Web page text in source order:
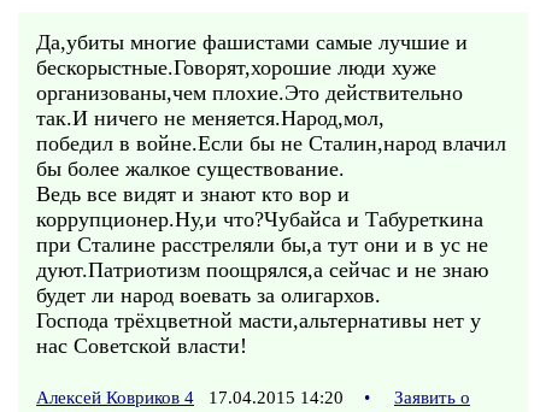
Да,убиты многие фашистами самые лучшие и
бескорыстные.Говорят,хорошие люди хуже
организованы,чем плохие.Это действительно
так.И ничего не меняется.Народ,мол,
победил в войне.Если бы не Сталин,народ влачил
бы более жалкое существование.
Ведь все видят и знают кто вор и
коррупционер.Ну,и что?Чубайса и Табуреткина
при Сталине расстреляли бы,а тут они и в ус не
дуют.Патриотизм поощрялся,а сейчас и не знаю
будет ли народ воевать за олигархов.
Господа трёхцветной масти,альтернативы нет у
нас Советской власти!
Алексей Ковриков 4 17.04.2015 14:20 •
Заявить о